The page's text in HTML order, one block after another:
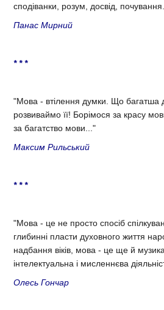
сподiванки, розум, досвiд,
Панас Мирний
* * *
"Мова - втiлення думки. Що
розвиваймо ïï! Борiмося за красу
за багатство мови..."
Максим Рильський
* * *
"Мова - це не просто спосiб
глибиннi пласти духовного життя
надбання вiкiв, мова - це ще й
iнтелектуальна i мисленнєва
Олесь Гончар